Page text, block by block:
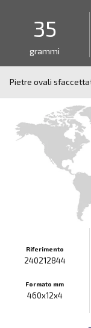
35
grammi
Pietre ovali
Riferimento
240212844
Formato mm
460x12x4